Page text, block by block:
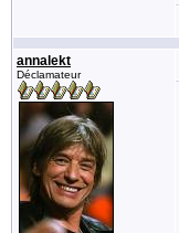
annalekt
Déclamateur